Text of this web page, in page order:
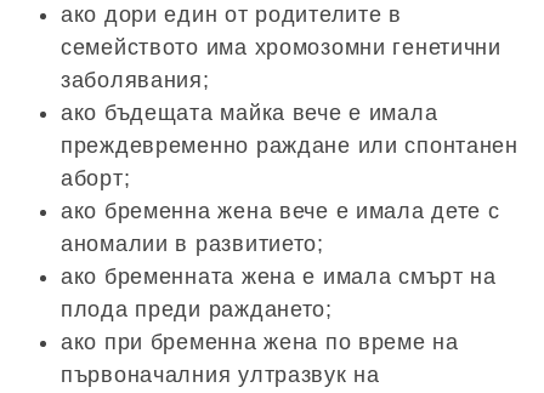
ако дори един от родителите в
семейството има хромозомни генетични
заболявания;
ако бъдещата майка вече е имала
преждевременно раждане или спонтанен
аборт;
ако бременна жена вече е имала дете с
аномалии в развитието;
ако бременната жена е имала смърт на
плода преди раждането;
ако при бременна жена по време на
първоначалния ултразвук на